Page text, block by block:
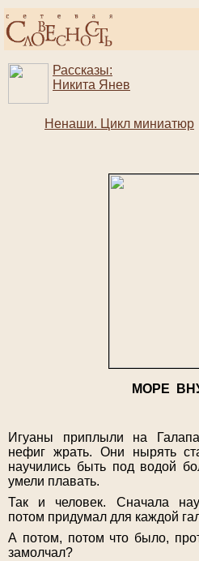
Рассказы:
Никита Янев
Ненаши. Цикл миниатюр
МОРЕ
Игуаны приплыли на
нефиг жрать. Они нырять
научились быть под водой
умели плавать.
Так и человек. Сначала
потом придумал для каждой
А потом, потом что было,
замолчал?